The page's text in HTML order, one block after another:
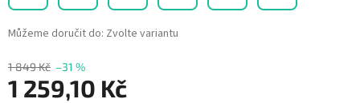
1 849 Kč –31 %
1 259,10 Kč
Můžeme doručit do: Zvolte variantu